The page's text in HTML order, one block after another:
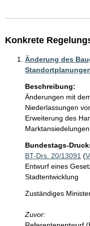
Konkrete
Änderung des
Beschreibung:
Änderungen mit
Niederlassungen
Erweiterung des
Bundestags-
BT-Drs. 20/13091 (
Entwurf eines
Stadtentwicklung
Zuständiges
Zuvor: